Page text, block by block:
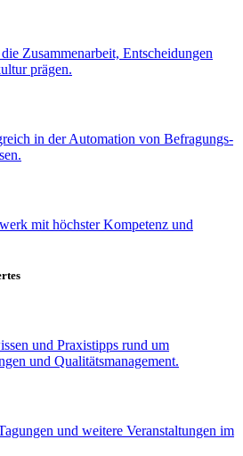
Zusammenarbeit, Entscheidungen
prägen.
in der Automation von Befragungs-
mit höchster Kompetenz und
und Praxistipps rund um
und Qualitätsmanagement.
und weitere Veranstaltungen im